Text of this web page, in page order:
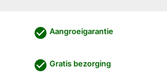
check_circle Aangroeigarantie
check_circle Gratis bezorging